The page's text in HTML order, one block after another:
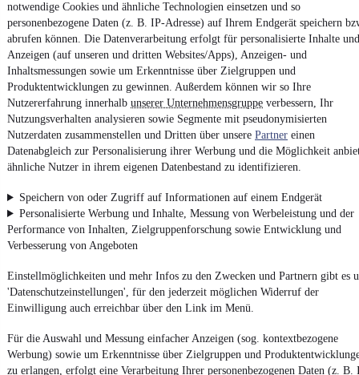
notwendige Cookies und ähnliche Technologien einsetzen und so
personenbezogene Daten (z. B. IP-Adresse) auf Ihrem Endgerät speichern
abrufen können. Die Datenverarbeitung erfolgt für personalisierte Inhalte und
Anzeigen (auf unseren und dritten Websites/Apps), Anzeigen- und
Inhaltsmessungen sowie um Erkenntnisse über Zielgruppen und
Produktentwicklungen zu gewinnen. Außerdem können wir so Ihre
Nutzererfahrung innerhalb unserer Unternehmensgruppe verbessern, Ihr
Nutzungsverhalten analysieren sowie Segmente mit pseudonymisierten
Nutzerdaten zusammenstellen und Dritten über unsere Partner einen
Datenabgleich zur Personalisierung ihrer Werbung und die Möglichkeit
ähnliche Nutzer in ihrem eigenen Datenbestand zu identifizieren.
Speichern von oder Zugriff auf Informationen auf einem Endgerät
Personalisierte Werbung und Inhalte, Messung von Werbeleistung und der
Performance von Inhalten, Zielgruppenforschung sowie Entwicklung und
Verbesserung von Angeboten
Einstellmöglichkeiten und mehr Infos zu den Zwecken und Partnern gibt es
'Datenschutzeinstellungen', für den jederzeit möglichen Widerruf der
Einwilligung auch erreichbar über den Link im Menü.
Für die Auswahl und Messung einfacher Anzeigen (sog. kontextbezogene
Werbung) sowie um Erkenntnisse über Zielgruppen und
zu erlangen, erfolgt eine Verarbeitung Ihrer personenbezogenen Daten (z. B.
Unfallfrei• EZ 06/2019 • 75.025 km•470 kW (639 PS)•
Kontakt
BMW M850 i xDrive Cabrio B&W /
Nackenhzg./ Crafted
64.999 €
Finanzierung ab 690 € mtl.
Unfallfrei•EZ 11/2020•27.191 km•390 kW (530 PS)•
NEUMercedes-Benz GLE 63 s AMG
4Matic+ HuD 8.Fach SHZ u Belüf.
Finanzierung ab 849 € mtl.
Unfallfrei•EZ 01/2023•57.641 km•450 kW (612 PS)•